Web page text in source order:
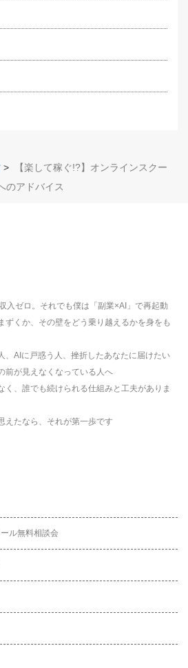
>
【楽して稼ぐ!?】オンラインスクー
のアドバイス
入ゼロ。それでも僕は「副業×AI」で再起動
ずくか、その壁をどう乗り越えるかを身をも
、AIに戸惑う人、挫折したあなたに届けたい
前が見えなくなっている人へ
く、誰でも続けられる仕組みと工夫がありま
えたなら、それが第一歩です
ル無料相談会